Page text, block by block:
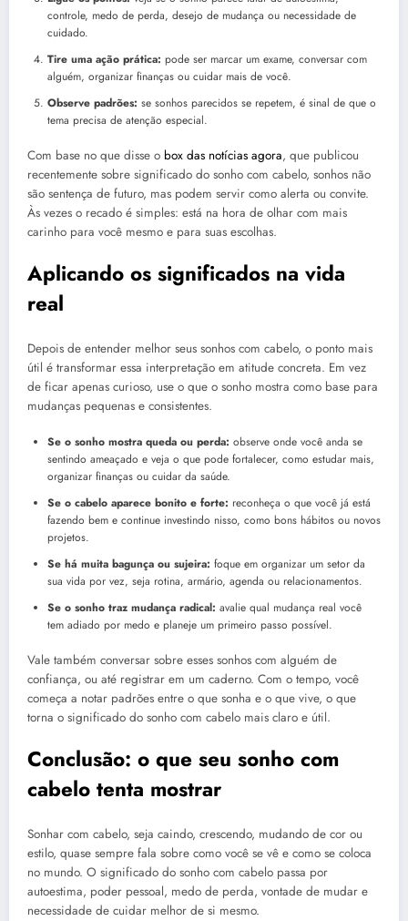
controle, medo de perda, desejo de mudança ou necessidade de
cuidado.
Tire uma ação prática: pode ser marcar um exame, conversar com
alguém, organizar finanças ou cuidar mais de você.
Observe padrões: se sonhos parecidos se repetem, é sinal de que o
tema precisa de atenção especial.
Com base no que disse o box das notícias agora, que publicou
recentemente sobre significado do sonho com cabelo, sonhos não
são sentença de futuro, mas podem servir como alerta ou convite.
Às vezes o recado é simples: está na hora de olhar com mais
carinho para você mesmo e para suas escolhas.
Aplicando os significados na vida
real
Depois de entender melhor seus sonhos com cabelo, o ponto mais
útil é transformar essa interpretação em atitude concreta. Em vez
de ficar apenas curioso, use o que o sonho mostra como base para
mudanças pequenas e consistentes.
Se o sonho mostra queda ou perda: observe onde você anda se
sentindo ameaçado e veja o que pode fortalecer, como estudar mais,
organizar finanças ou cuidar da saúde.
Se o cabelo aparece bonito e forte: reconheça o que você já está
fazendo bem e continue investindo nisso, como bons hábitos ou novos
projetos.
Se há muita bagunça ou sujeira: foque em organizar um setor da
sua vida por vez, seja rotina, armário, agenda ou relacionamentos.
Se o sonho traz mudança radical: avalie qual mudança real você
tem adiado por medo e planeje um primeiro passo possível.
Vale também conversar sobre esses sonhos com alguém de
confiança, ou até registrar em um caderno. Com o tempo, você
começa a notar padrões entre o que sonha e o que vive, o que
torna o significado do sonho com cabelo mais claro e útil.
Conclusão: o que seu sonho com
cabelo tenta mostrar
Sonhar com cabelo, seja caindo, crescendo, mudando de cor ou
estilo, quase sempre fala sobre como você se vê e como se coloca
no mundo. O significado do sonho com cabelo passa por
autoestima, poder pessoal, medo de perda, vontade de mudar e
necessidade de cuidar melhor de si mesmo.